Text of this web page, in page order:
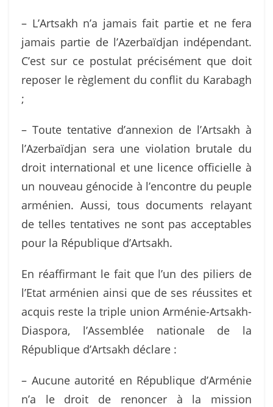
– L’Artsakh n’a jamais fait partie et ne fera
jamais partie de l’Azerbaïdjan indépendant.
C’est sur ce postulat précisément que doit
reposer le règlement du conflit du Karabagh
;
– Toute tentative d’annexion de l’Artsakh à
l’Azerbaïdjan sera une violation brutale du
droit international et une licence officielle à
un nouveau génocide à l’encontre du peuple
arménien. Aussi, tous documents relayant
de telles tentatives ne sont pas acceptables
pour la République d’Artsakh.
En réaffirmant le fait que l’un des piliers de
l’Etat arménien ainsi que de ses réussites et
acquis reste la triple union Arménie-Artsakh-
Diaspora, l’Assemblée nationale de la
République d’Artsakh déclare :
– Aucune autorité en République d’Arménie
n’a le droit de renoncer à la mission